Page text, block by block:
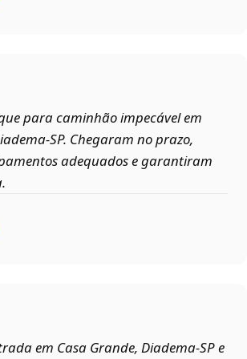
para caminhão impecável em
Chegaram no prazo,
adequados e garantiram
em Casa Grande, Diadema‑SP e